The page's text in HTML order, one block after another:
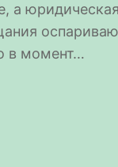
а
в момент…